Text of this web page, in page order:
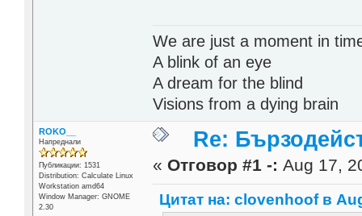
We are just a moment in
A blink of an eye
A dream for the blind
Visions from a dying brain
ROKO__
Напреднали
Публикации: 1531
Distribution: Calculate Linux
Workstation amd64
Window Manager: GNOME
2.30
Re:
« Отговор #1 -: Aug 17,
Цитат на: clovenhoof в